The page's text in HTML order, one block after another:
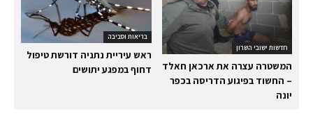
בריאות וסביבה
ראש עיריית נתניה דורשת טיפול
דחוף במפגע יתושים
חדשות ישובי השרון
המשטרה עצרה את ארכאן חאלד
– החשוד בפיגוע הדריסה בכפר
יונה